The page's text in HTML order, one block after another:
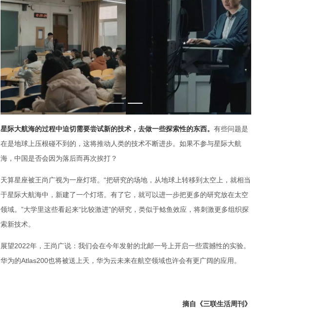
星际大航海的过程中迫切需要尝试新的技术，去做一些探索性的东西。 有些问题是
在是地球上压根碰不到的，这将推动人类的技术不断进步。如果不参与星际大航
海，中国是否会因为落后而再次挨打？
天算星座被王尚广视为一座灯塔。“把研究的场地，从地球上转移到太空上，就相当
于星际大航海中，新建了一个灯塔。有了它，就可以进一步把更多的研究放在太空
领域。”大学里这些看起来“比较激进”的研究，类似于鲶鱼效应，将刺激更多组织探
索新技术。
展望2022年，王尚广说：我们会在今年发射的北邮一号上开启一些震撼性的实验。
华为的Atlas200也将被送上天，华为云未来在航空领域也许会有更广阔的应用。
摘自《三联生活周刊》